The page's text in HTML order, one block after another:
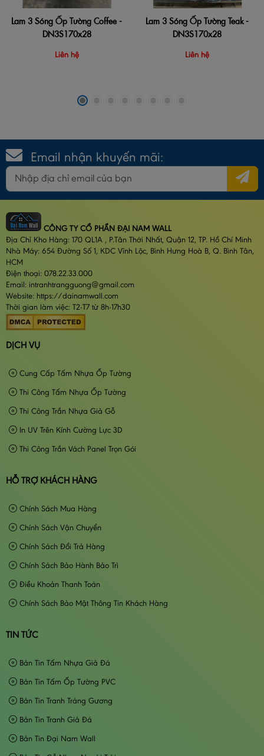
Lam 3 Sóng Ốp Tường Coffee -
DN3S170x28
Liên hệ
Lam 3 Sóng Ốp Tường Teak -
DN3S170x28
Liên hệ
Email nhận khuyến mãi:
CÔNG TY CỔ PHẦN ĐẠI NAM WALL
Địa Chỉ Kho Hàng: 170 QL1A , P.Tân Thới Nhất, Quận 12, TP. Hồ Chí Minh
Nhà Máy: 654 Đường Số 1, KDC Vĩnh Lộc, Bình Hưng Hoà B, Q. Bình Tân,
HCM
Điện thoại: 078.22.33.000
Email: intranhtrangguong@gmail.com
Website: https://dainamwall.com
Thời gian làm việc: T2-T7 từ 8h-17h30
DỊCH VỤ
Cung Cấp Tấm Nhựa Ốp Tường
Thi Công Tấm Nhựa Ốp Tường
Thi Công Trần Nhựa Giả Gỗ
In UV Trên Kính Cường Lực 3D
Thi Công Trần Vách Panel Trọn Gói
HỖ TRỢ KHÁCH HÀNG
Chính Sách Mua Hàng
Chính Sách Vận Chuyển
Chính Sách Đổi Trả Hàng
Chính Sách Bảo Hành Bảo Trì
Điều Khoản Thanh Toán
Chính Sách Bảo Mật Thông Tin Khách Hàng
TIN TỨC
Bản Tin Tấm Nhựa Giả Đá
Bản Tin Tấm Ốp Tường PVC
Bản Tin Tranh Tráng Gương
Bản Tin Tranh Giả Đá
Bản Tin Đại Nam Wall